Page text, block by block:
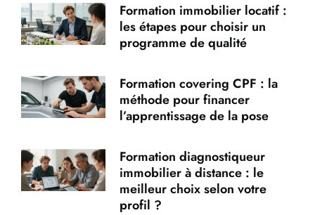
Formation immobilier locatif :
les étapes pour choisir un
programme de qualité
Formation covering CPF : la
méthode pour financer
l’apprentissage de la pose
Formation diagnostiqueur
immobilier à distance : le
meilleur choix selon votre
profil ?